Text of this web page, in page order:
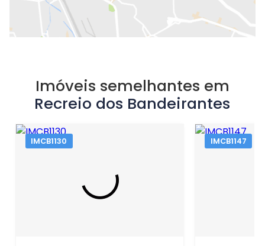
Imóveis semelhantes em
Recreio dos Bandeirantes
IMCB1130 IMCB1147